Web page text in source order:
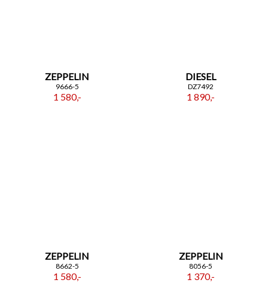
ZEPPELIN
9666-5
1 580,-
DIESEL
DZ7492
1 890,-
ZEPPELIN
8662-5
1 580,-
ZEPPELIN
8056-5
1 370,-